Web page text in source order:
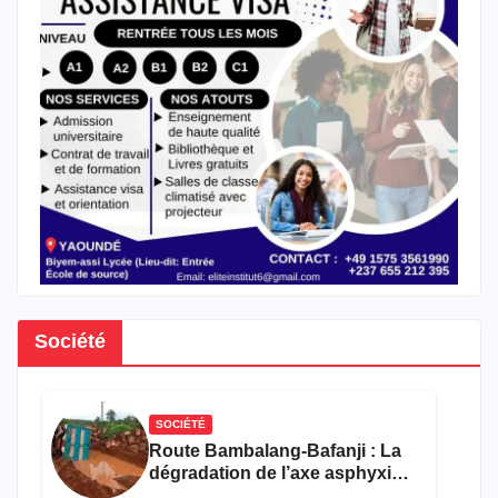
Société
SOCIÉTÉ
Route Bambalang-Bafanji : La
dégradation de l’axe asphyxie